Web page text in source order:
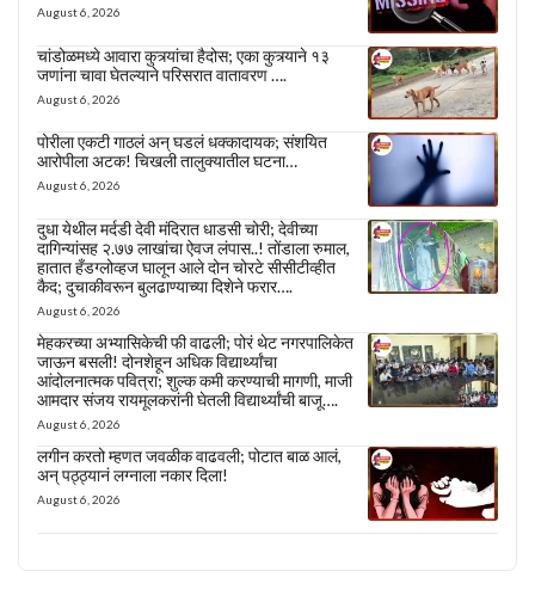
August 6, 2026
चांडोळमध्ये आवारा कुत्र्यांचा हैदोस; एका कुत्र्याने १३
जणांना चावा घेतल्याने परिसरात वातावरण ….
August 6, 2026
पोरीला एकटी गाठलं अन् घडलं धक्कादायक; संशयित
आरोपीला अटक! चिखली तालुक्यातील घटना…
August 6, 2026
दुधा येथील मर्दडी देवी मंदिरात धाडसी चोरी; देवीच्या
दागिन्यांसह २.७७ लाखांचा ऐवज लंपास..! तोंडाला रुमाल,
हातात हँडग्लोव्हज घालून आले दोन चोरटे सीसीटीव्हीत
कैद; दुचाकीवरून बुलढाण्याच्या दिशेने फरार….
August 6, 2026
मेहकरच्या अभ्यासिकेची फी वाढली; पोरं थेट नगरपालिकेत
जाऊन बसली! दोनशेहून अधिक विद्यार्थ्यांचा
आंदोलनात्मक पवित्रा; शुल्क कमी करण्याची मागणी, माजी
आमदार संजय रायमूलकरांनी घेतली विद्यार्थ्यांची बाजू….
August 6, 2026
लगीन करतो म्हणत जवळीक वाढवली; पोटात बाळ आलं,
अन् पठ्ठ्यानं लग्नाला नकार दिला!
August 6, 2026